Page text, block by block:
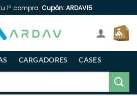
1ª compra. Cupón: ARDAV15
CARGADORES
CASES